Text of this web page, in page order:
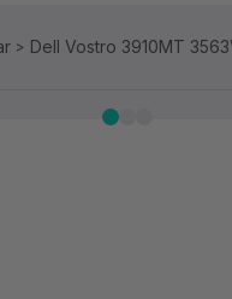
Dell Vostro 3910MT